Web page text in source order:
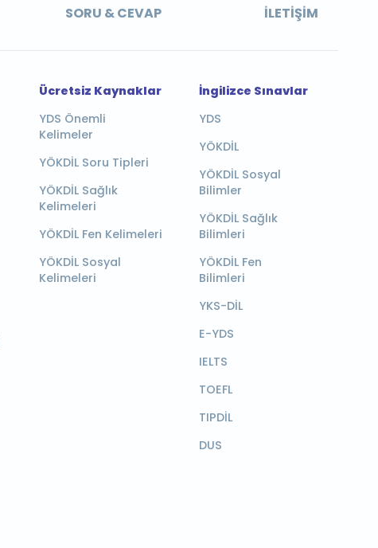
SORU & CEVAP İLETIŞIM
Ücretsiz Kaynaklar
YDS Önemli
Kelimeler
YÖKDİL Soru Tipleri
YÖKDİL Sağlık
Kelimeleri
YÖKDİL Fen Kelimeleri
YÖKDİL Sosyal
Kelimeleri
İngilizce Sınavlar
YDS
YÖKDİL
YÖKDİL Sosyal
Bilimler
YÖKDİL Sağlık
Bilimleri
YÖKDİL Fen
Bilimleri
YKS-DİL
E-YDS
IELTS
TOEFL
TIPDİL
DUS